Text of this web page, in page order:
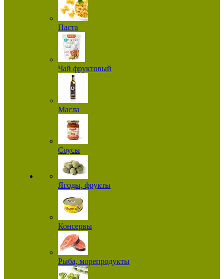
Паста
Чай фруктовый
Масла
Соусы
Ягоды, фрукты
Консервы
Рыба, морепродукты